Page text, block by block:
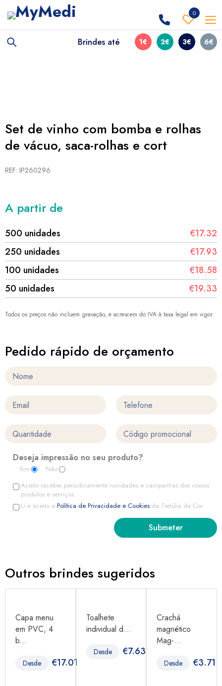
0
Brindes até 1€ 2€ 3€ 6€
Set de vinho com bomba e rolhas
de vácuo, saca-rolhas e cort
REF: IP260296
A partir de
500 unidades
€17.32
250 unidades
€17.93
100 unidades
€18.58
50 unidades
€19.33
Todos os preços não incluem gravação, e acrescem do IVA à taxa legal em vigor.
Pedido rápido de orçamento
Deseja impressão no seu produto?
Sim
Não
Aceito receber periodicamente novidades e campanhas dos vossos
produtos e serviços.
Li e aceito a Política de Privacidade e Cookies da Tertúlia da Cor
Outros brindes sugeridos
Capa menu
em PVC, 4
b...
Desde €17.01
Toalhete
individual d...
Desde €7.63
Crachá
magnético
Mag-...
Desde €3.71